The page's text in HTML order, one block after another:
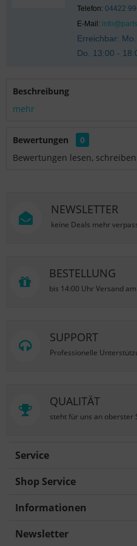
Telefon: 04422
E-Mail:
Erreichbar:
Do. 13:00 -
Beschreibung
mehr
Bewertungen
0
Bewertungen lesen,
NEWSLETTER
keine Deals mehr
BESTELLUNG
bis 14:00 Uhr Versand
SUPPORT
Professionelle
QUALITÄT
steht für uns an oberster
Service
Shop Service
Informationen
Newsletter